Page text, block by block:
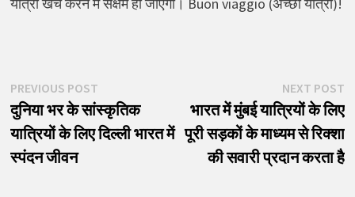
पोस्ट
नेविगेशन
PREVIOUS POSTPrevious
post:
दुनिया भर के सांस्कृतिक
यात्रियों के लिए दिल्ली भारत में
स्पंदन जीवन
NEXT POST
भारत में मुंबई यात्रियों के लिए
पूरी सड़कों के माध्यम से रिक्शा
की सवारी प्रदान करता है